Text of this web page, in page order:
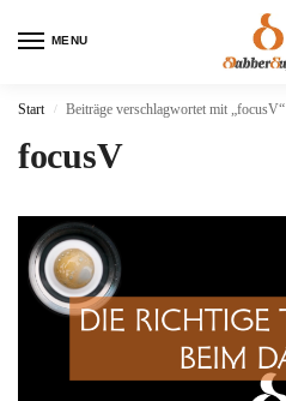
MENU
Start / Beiträge verschlagwortet mit „focusV“
focusV